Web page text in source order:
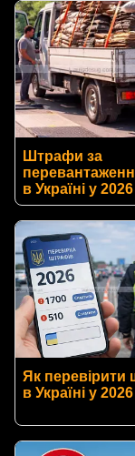
Штрафи за
в Україні у
Як перевірити
в Україні у